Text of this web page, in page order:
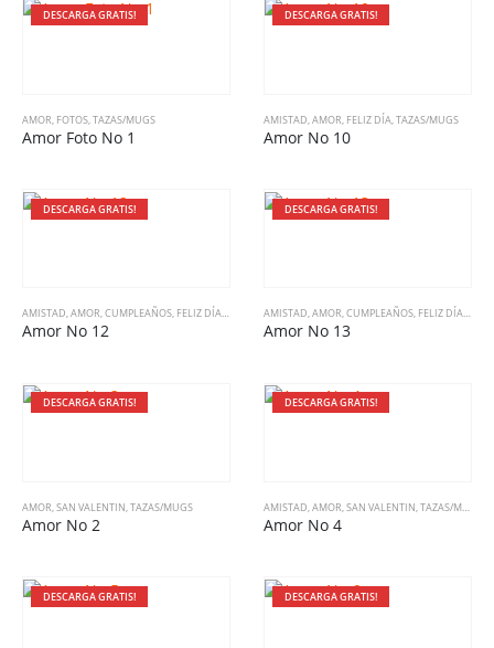
DESCARGA GRATIS!
AMOR, FOTOS,TAZAS/MUGS
Amor Foto No 1
DESCARGA GRATIS!
AMISTAD,AMOR, FELIZ DÍA,TAZAS/MUGS
Amor No 10
DESCARGA GRATIS!
AMISTAD,AMOR,CUMPLEAÑOS, FELIZ DÍA,TAZAS/MUGS
Amor No 12
DESCARGA GRATIS!
AMISTAD,AMOR,CUMPLEAÑOS, FELIZ DÍA,SAN
Amor No 13
DESCARGA GRATIS!
AMOR,SAN VALENTIN,TAZAS/MUGS
Amor No 2
DESCARGA GRATIS!
AMISTAD,AMOR,SAN VALENTIN,TAZAS/MUGS
Amor No 4
DESCARGA GRATIS! DESCARGA GRATIS!